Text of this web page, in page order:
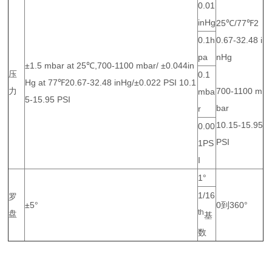
压
力
±1.5 mbar at 25℃,700-1100 mbar/ ±0.044in
Hg at 77℉20.67-32.48 inHg/±0.022 PSI 10.1
5-15.95 PSI
0.01
inHg25℃/77℉2
0.67-32.48 i
nHg
700-1100 m
bar
10.15-15.95
PSI
0.1h
pa
0.1
mba
r
0.00
1PS
I
罗
盘
±5°
1°
0到360°
1/16
th基
数